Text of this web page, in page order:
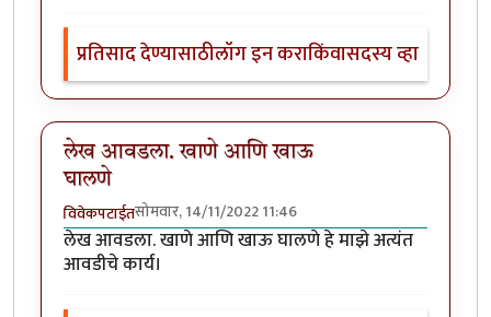
प्रतिसाद देण्यासाठीलॉग इन कराकिंवासदस्य व्हा
लेख आवडला. खाणे आणि खाऊ
घालणे
विवेकपटाईतसोमवार, 14/11/2022 11:46
लेख आवडला. खाणे आणि खाऊ घालणे हे माझे अत्यंत
आवडीचे कार्य।